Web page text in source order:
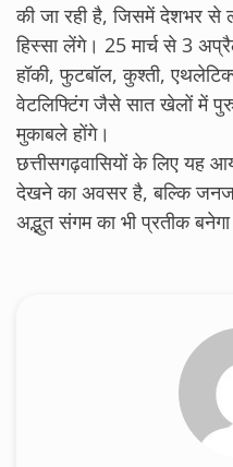
की जा रही है, जिसमें देशभर से
हिस्सा लेंगे। 25 मार्च से 3
हॉकी, फुटबॉल, कुश्ती,
वेटलिफ्टिंग जैसे सात खेलों में
मुकाबले होंगे।
छत्तीसगढ़वासियों के लिए यह
देखने का अवसर है, बल्कि
अद्भुत संगम का भी प्रतीक